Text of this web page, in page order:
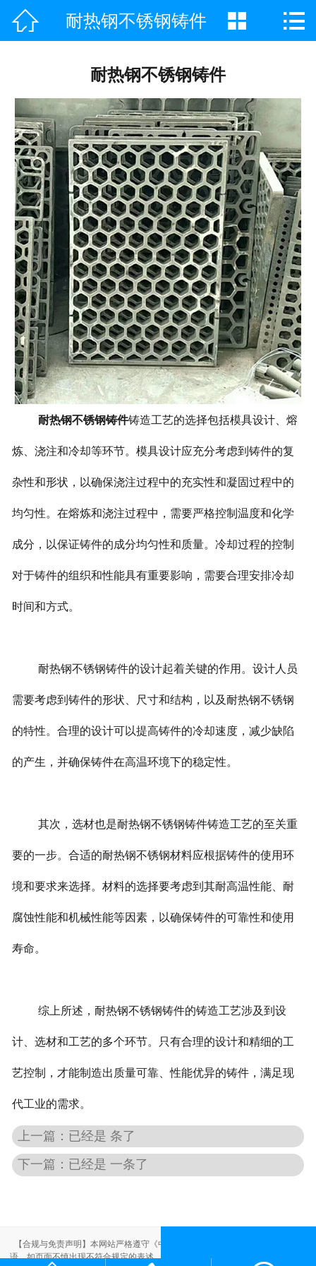
 网站首页
新闻咨询
工程案例
荣誉资质
联系我们
 耐热钢不锈钢铸件  
耐热钢不锈钢铸件
耐热钢不锈钢铸件铸造工艺的选择包括模具设计、熔
炼、浇注和冷却等环节。模具设计应充分考虑到铸件的复
杂性和形状，以确保浇注过程中的充实性和凝固过程中的
均匀性。在熔炼和浇注过程中，需要严格控制温度和化学
成分，以保证铸件的成分均匀性和质量。冷却过程的控制
对于铸件的组织和性能具有重要影响，需要合理安排冷却
时间和方式。
耐热钢不锈钢铸件的设计起着关键的作用。设计人员
需要考虑到铸件的形状、尺寸和结构，以及耐热钢不锈钢
的特性。合理的设计可以提高铸件的冷却速度，减少缺陷
的产生，并确保铸件在高温环境下的稳定性。
其次，选材也是耐热钢不锈钢铸件铸造工艺的至关重
要的一步。合适的耐热钢不锈钢材料应根据铸件的使用环
境和要求来选择。材料的选择要考虑到其耐高温性能、耐
腐蚀性能和机械性能等因素，以确保铸件的可靠性和使用
寿命。
综上所述，耐热钢不锈钢铸件的铸造工艺涉及到设
计、选材和工艺的多个环节。只有合理的设计和精细的工
艺控制，才能制造出质量可靠、性能优异的铸件，满足现
代工业的需求。
上一篇：已经是 条了
下一篇：已经是 一条了
【合规与免责声明】本网站严格遵守《中华人民共和国广告法》，尽力规范用
语。如页面不慎出现不符合规定的表述，敬请联系我们，将立即更正；相关内容